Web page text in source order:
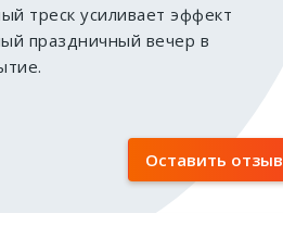
треск усиливает эффект
праздничный вечер в
Оставить отзыв